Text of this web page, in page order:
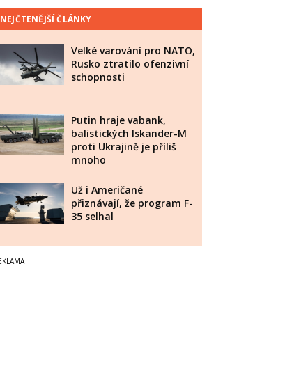
NEJČTENĚJŠÍ ČLÁNKY
Velké varování pro NATO,
Rusko ztratilo ofenzivní
schopnosti
Putin hraje vabank,
balistických Iskander-M
proti Ukrajině je příliš
mnoho
Už i Američané
přiznávají, že program F-
35 selhal